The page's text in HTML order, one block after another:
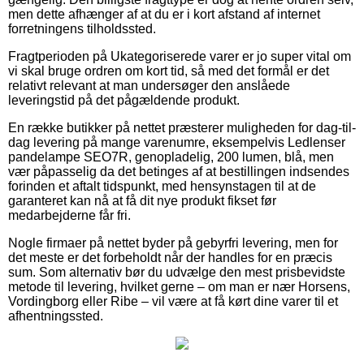
men dette afhænger af at du er i kort afstand af internet
forretningens tilholdssted.
Fragtperioden på Ukategoriserede varer er jo super vital om
vi skal bruge ordren om kort tid, så med det formål er det
relativt relevant at man undersøger den anslåede
leveringstid på det pågældende produkt.
En række butikker på nettet præsterer muligheden for dag-til-
dag levering på mange varenumre, eksempelvis Ledlenser
pandelampe SEO7R, genopladelig, 200 lumen, blå, men
vær påpasselig da det betinges af at bestillingen indsendes
forinden et aftalt tidspunkt, med hensynstagen til at de
garanteret kan nå at få dit nye produkt fikset før
medarbejderne får fri.
Nogle firmaer på nettet byder på gebyrfri levering, men for
det meste er det forbeholdt når der handles for en præcis
sum. Som alternativ bør du udvælge den mest prisbevidste
metode til levering, hvilket gerne – om man er nær Horsens,
Vordingborg eller Ribe – vil være at få kørt dine varer til et
afhentningssted.